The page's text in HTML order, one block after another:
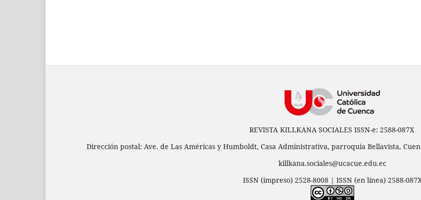
REVISTA KILLKANA SOCIALES ISSN-e: 2588-087X
Dirección postal: Ave. de Las Américas y Humboldt, Casa Administrativa, parroquia Bellavista,
killkana.sociales@ucacue.edu.ec
ISSN (impreso) 2528-8008 | ISSN (en línea) 2588-